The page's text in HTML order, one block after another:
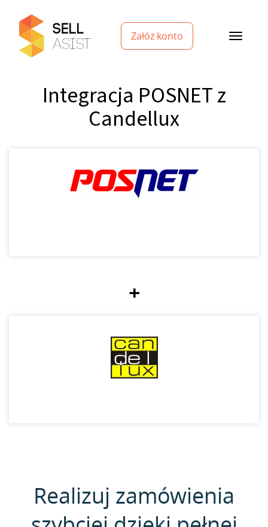
Załóż konto
Integracja POSNET z
Candellux
+
Realizuj zamówienia